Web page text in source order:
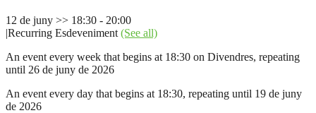
12 de juny >> 18:30 - 20:00
|Recurring Esdeveniment (See all)
An event every week that begins at 18:30 on Divendres, repeating
until 26 de juny de 2026
An event every day that begins at 18:30, repeating until 19 de juny
de 2026